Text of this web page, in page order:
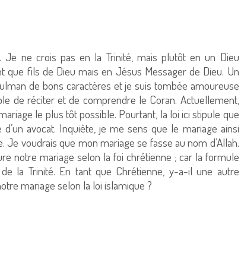
Je ne crois pas en la Trinité, mais plutôt en un Dieu
que fils de Dieu mais en Jésus Messager de Dieu. Un
de bons caractères et je suis tombée amoureuse
de réciter et de comprendre le Coran. Actuellement,
le plus tôt possible. Pourtant, la loi ici stipule que
avocat. Inquiète, je me sens que le mariage ainsi
voudrais que mon mariage se fasse au nom d’Allah.
notre mariage selon la foi chrétienne ; car la formule
la Trinité. En tant que Chrétienne, y-a-il une autre
mariage selon la loi islamique ?